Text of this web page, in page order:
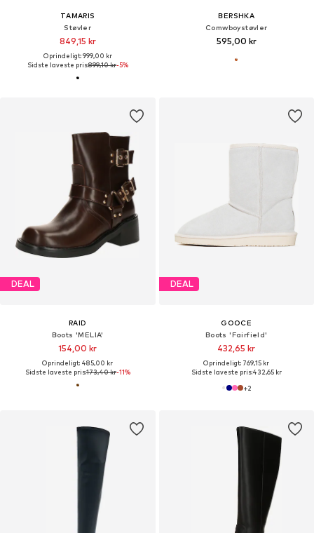
TAMARIS
Støvler
849,15 kr
Oprindeligt: 999,00 kr
Sidste laveste pris:899,10 kr-5%
BERSHKA
Comwboystøvler
595,00 kr
DEAL
RAID
Boots 'MELIA'
154,00 kr
Oprindeligt: 485,00 kr
Sidste laveste pris:173,40 kr-11%
DEAL
GOOCE
Boots 'Fairfield'
432,65 kr
Oprindeligt: 769,15 kr
Sidste laveste pris:432,65 kr
+2